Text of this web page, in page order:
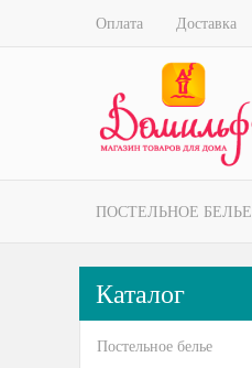
Оплата Доставка
ПОСТЕЛЬНОЕ БЕЛЬЕ
Каталог
Постельное белье